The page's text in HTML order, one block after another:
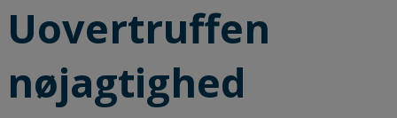
Uovertruffen
nøjagtighed